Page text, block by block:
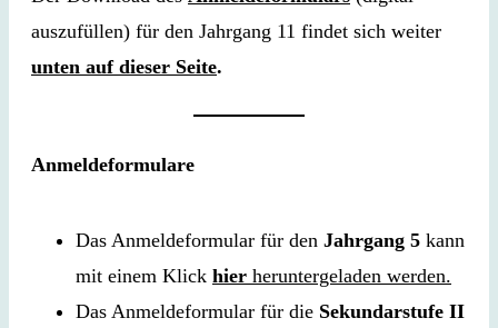
auszufüllen) für den Jahrgang 11 findet sich weiter
unten auf dieser Seite.
Anmeldeformulare
Das Anmeldeformular für den Jahrgang 5 kann
mit einem Klick hier heruntergeladen werden.
Das Anmeldeformular für die Sekundarstufe II